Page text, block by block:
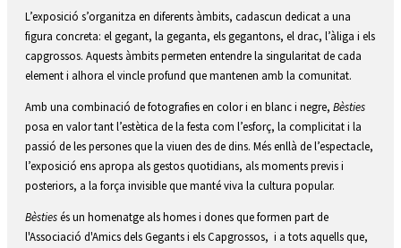
L’exposició s’organitza en diferents àmbits, cadascun dedicat a una
figura concreta: el gegant, la geganta, els gegantons, el drac, l’àliga i els
capgrossos. Aquests àmbits permeten entendre la singularitat de cada
element i alhora el vincle profund que mantenen amb la comunitat.
Amb una combinació de fotografies en color i en blanc i negre, Bèsties
posa en valor tant l’estètica de la festa com l’esforç, la complicitat i la
passió de les persones que la viuen des de dins. Més enllà de l’espectacle,
l’exposició ens apropa als gestos quotidians, als moments previs i
posteriors, a la força invisible que manté viva la cultura popular.
Bèstiesés un homenatge als homes i dones que formen part de
l'Associació d'Amics dels Gegants i els Capgrossos, i a tots aquells que,